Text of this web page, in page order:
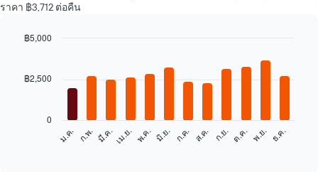
ราคา ฿3,712 ต่อคืน
with
แผนภูมิ
ม.ค. ก.พ. มี.ค.เม.ย. พ.ค. มิ.ย. ก.ค. ส.ค. ก.ย. ต.ค. พ.ย. ธ.ค.
0
฿2,500
฿5,000